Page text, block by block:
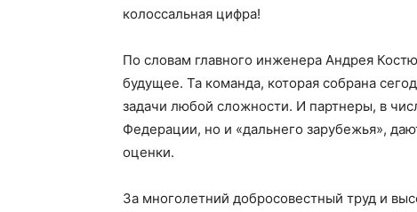
колоссальная цифра!
По словам главного инженера Андрея
будущее. Та команда, которая собрана
задачи любой сложности. И партнеры, в
Федерации, но и «дальнего зарубежья»,
оценки.
За многолетний добросовестный труд и